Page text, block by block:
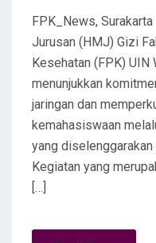
FPK_News,
Jurusan (HMJ) Gizi
Kesehatan (FPK)
menunjukkan
jaringan dan
kemahasiswaan
yang
Kegiatan yang
[…]